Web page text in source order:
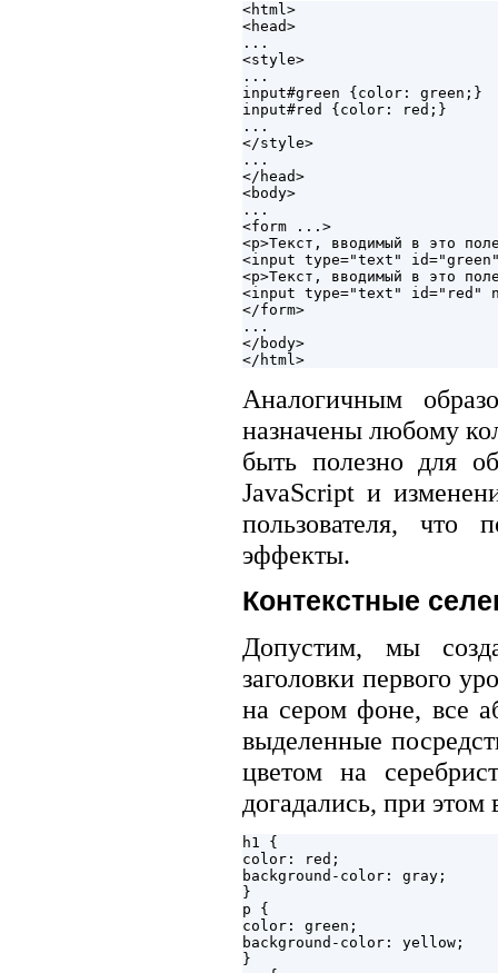
<html>
<head>
...
<style>
...
input#green {color: green;}
input#red {color: red;}
...
</style>
...
</head>
<body>
...
<form ...>
<p>Текст, вводимый в это
<input type="text"
<p>Текст, вводимый в это
<input type="text" id="red"
</form>
...
</body>
Аналогичным
назначены любому
быть полезно для
JavaScript и
пользователя, что
эффекты.
Контекстные
Допустим, мы
заголовки первого
на сером фоне, все
выделенные
цветом на
догадались, при этом
h1 {
color: red;
background-color: gray;
}
p {
color: green;
background-color: yellow;
}